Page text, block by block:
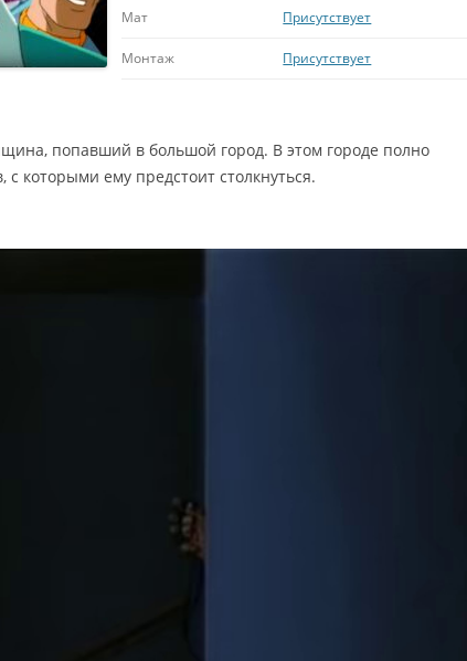
Мат Присутствует
Монтаж Присутствует
попавший в большой город. В этом городе полно
с которыми ему предстоит столкнуться.